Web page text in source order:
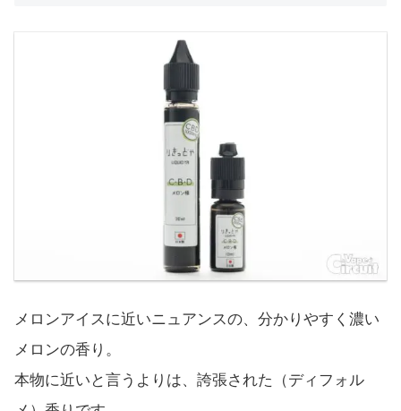
メロンアイスに近いニュアンスの、分かりやすく濃い
メロンの香り。
本物に近いと言うよりは、誇張された（ディフォル